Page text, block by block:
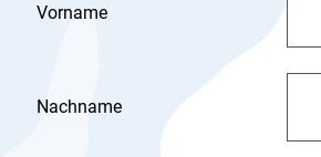
Vorname
Nachname